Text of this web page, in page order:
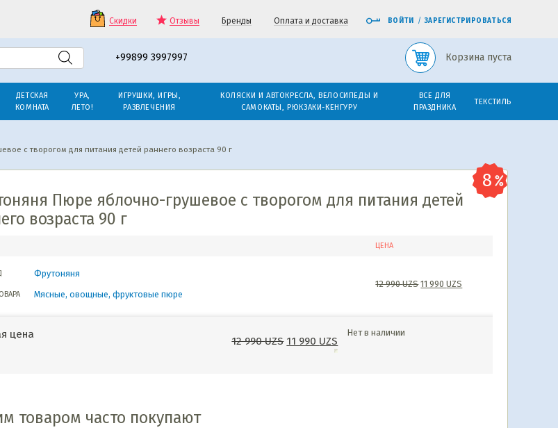
Скидки Отзывы Бренды Оплата и доставка ВОЙТИ / ЗАРЕГИСТРИРОВАТЬСЯ
+99899 3997997 Корзина пуста
ДЕТСКАЯ
КОМНАТА
УРА,
ЛЕТО!
ИГРУШКИ, ИГРЫ,
РАЗВЛЕЧЕНИЯ
КОЛЯСКИ И АВТОКРЕСЛА, ВЕЛОСИПЕДЫ И
САМОКАТЫ, РЮКЗАКИ-КЕНГУРУ
ВСЕ ДЛЯ
ПРАЗДНИКА
ТЕКСТИЛЬ
с творогом для питания детей раннего возраста 90 г
Пюре яблочно-грушевое с творогом для питания детей
возраста 90 г
ЦЕНА
Фрутоняня
Мясные, овощные, фруктовые пюре
12 990UZS 11 990UZS
цена
12 990UZS 11 990 UZS
Нет в наличии
товаром часто покупают